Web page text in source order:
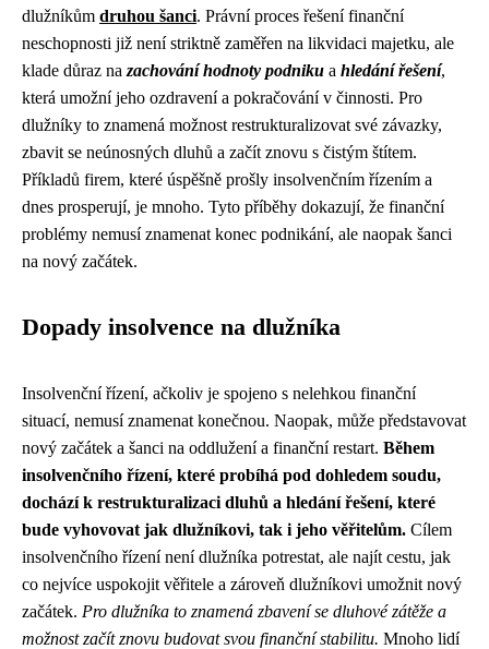
dlužníkům druhou šanci. Právní proces řešení finanční
neschopnosti již není striktně zaměřen na likvidaci majetku, ale
klade důraz na zachování hodnoty podniku a hledání řešení,
která umožní jeho ozdravení a pokračování v činnosti. Pro
dlužníky to znamená možnost restrukturalizovat své závazky,
zbavit se neúnosných dluhů a začít znovu s čistým štítem.
Příkladů firem, které úspěšně prošly insolvenčním řízením a
dnes prosperují, je mnoho. Tyto příběhy dokazují, že finanční
problémy nemusí znamenat konec podnikání, ale naopak šanci
na nový začátek.
Dopady insolvence na dlužníka
Insolvenční řízení, ačkoliv je spojeno s nelehkou finanční
situací, nemusí znamenat konečnou. Naopak, může představovat
nový začátek a šanci na oddlužení a finanční restart. Během
insolvenčního řízení, které probíhá pod dohledem soudu,
dochází k restrukturalizaci dluhů a hledání řešení, které
bude vyhovovat jak dlužníkovi, tak i jeho věřitelům. Cílem
insolvenčního řízení není dlužníka potrestat, ale najít cestu, jak
co nejvíce uspokojit věřitele a zároveň dlužníkovi umožnit nový
začátek. Pro dlužníka to znamená zbavení se dluhové zátěže a
možnost začít znovu budovat svou finanční stabilitu. Mnoho lidí